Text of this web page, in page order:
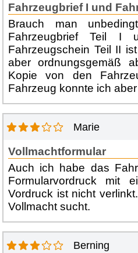
Fahrzeugbrief I und
Brauch man
Fahrzeugbrief Teil I
Fahrzeugschein Teil II
aber ordnungsgemäß
Kopie von den
Fahrzeug konnte ich
Marie
Vollmachtformular
Auch ich habe das
Formularvordruck mit
Vordruck ist nicht
Vollmacht sucht.
Berning